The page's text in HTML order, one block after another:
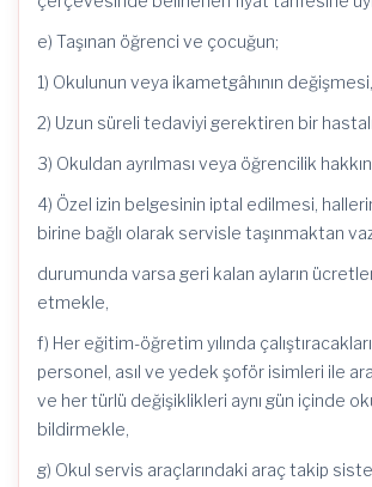
e) Taşınan öğrenci ve çocuğun;
1) Okulunun veya ikametgâhının değişmesi,
2) Uzun süreli tedaviyi gerektiren bir
3) Okuldan ayrılması veya öğrencilik
4) Özel izin belgesinin iptal edilmesi,
birine bağlı olarak servisle taşınmaktan
durumunda varsa geri kalan ayların
etmekle,
f) Her eğitim-öğretim yılında
personel, asıl ve yedek şoför isimleri ile
ve her türlü değişiklikleri aynı gün içinde
bildirmekle,
g) Okul servis araçlarındaki araç takip